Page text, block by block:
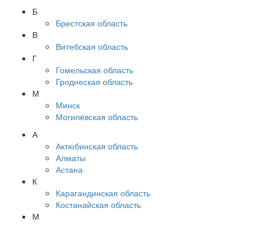
Б
Брестская область
В
Витебская область
Г
Гомельская область
Гроднеская область
М
Минск
Могилёвская область
А
Актюбинская область
Алматы
Астана
К
Карагандинская область
Костанайская область
М